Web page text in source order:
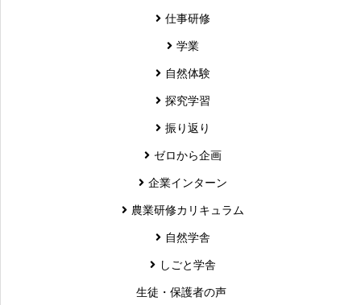
仕事研修
学業
自然体験
探究学習
振り返り
ゼロから企画
企業インターン
農業研修カリキュラム
自然学舎
しごと学舎
生徒・保護者の声